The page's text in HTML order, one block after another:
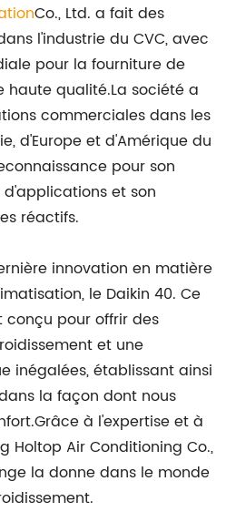
Co., Ltd. a fait des
l'industrie du CVC, avec
pour la fourniture de
haute qualité.La société a
commerciales dans les
d'Europe et d'Amérique du
pour son
et son
réactifs.
innovation en matière
le Daikin 40. Ce
pour offrir des
et une
inégalées, établissant ainsi
la façon dont nous
à l'expertise et à
Holtop Air Conditioning Co.,
la donne dans le monde